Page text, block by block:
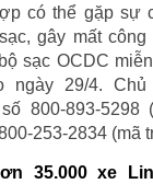
có thể gặp sự
gây mất công
sạc OCDC
ngày 29/4.
800-893-5298
253-2834 (mã
35.000 xe